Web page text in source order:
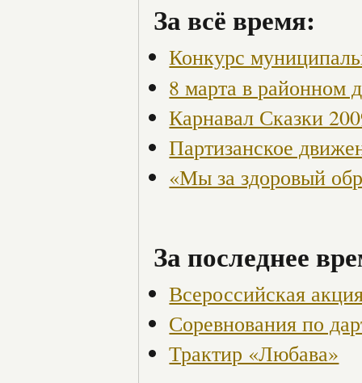
За всё время:
Конкурс
8 марта в районном
Карнавал Сказки
Партизанское
«Мы за здоровый
За последнее
Всероссийская
Соревнования по
Трактир «Любава»